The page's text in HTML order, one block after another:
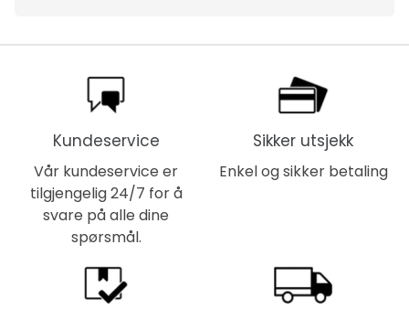
Kundeservice
Vår kundeservice er
tilgjengelig 24/7 for å
svare på alle dine
spørsmål.
Sikker utsjekk
Enkel og sikker betaling